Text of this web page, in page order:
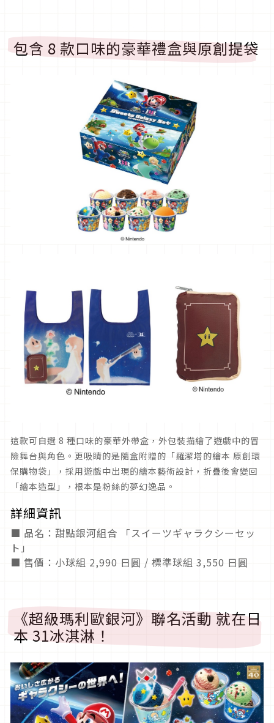
包含 8 款口味的豪華禮盒與原創提袋
這款可自選 8 種口味的豪華外帶盒，外包裝描繪了遊戲中的冒
險舞台與角色。更吸睛的是隨盒附贈的「羅潔塔的繪本 原創環
保購物袋」，採用遊戲中出現的繪本藝術設計，折疊後會變回
「繪本造型」，根本是粉絲的夢幻逸品。
詳細資訊
■ 品名：甜點銀河組合 「スイーツギャラクシーセッ
ト」
■ 售價：小球組 2,990 日圓 / 標準球組 3,550 日圓
《超級瑪利歐銀河》聯名活動 就在日
本 31冰淇淋！